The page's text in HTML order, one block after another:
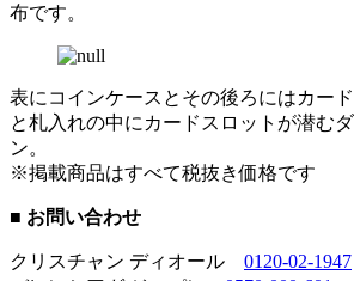
布です。
表にコインケースとその後ろにはカー
と札入れの中にカードスロットが潜む
ン。
※掲載商品はすべて税抜き価格です
■ お問い合わせ
クリスチャン ディオール 0120-02-1947